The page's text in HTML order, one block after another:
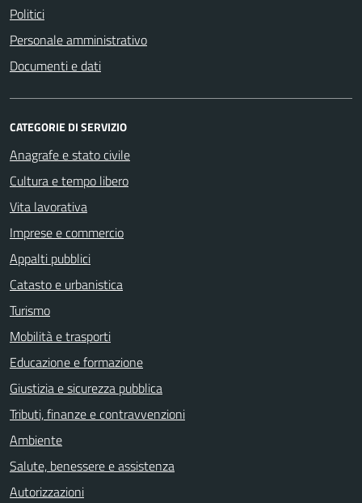
Politici
Personale amministrativo
Documenti e dati
CATEGORIE DI SERVIZIO
Anagrafe e stato civile
Cultura e tempo libero
Vita lavorativa
Imprese e commercio
Appalti pubblici
Catasto e urbanistica
Turismo
Mobilità e trasporti
Educazione e formazione
Giustizia e sicurezza pubblica
Tributi, finanze e contravvenzioni
Ambiente
Salute, benessere e assistenza
Autorizzazioni